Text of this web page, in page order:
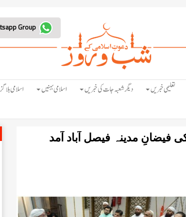
تعلیمی خبریں دیگر شعبہ جات کی خبریں اسلامی بہنیں اسلامی بلاگز
فیضانِ مدینہ فیصل آباد آمد